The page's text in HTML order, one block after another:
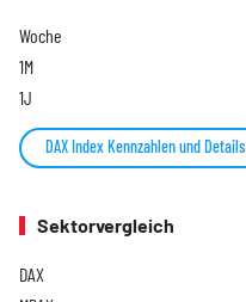
Woche
1M
1J
DAX Index Kennzahlen und Details
Sektorvergleich
DAX